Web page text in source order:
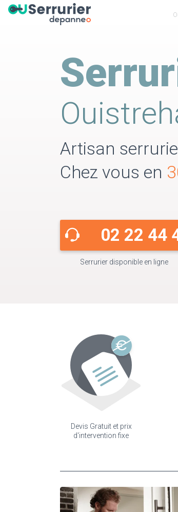
Artisan
Chez vous en
02 22 44
Serrurier disponible en ligne
Devis Gratuit et prix
d'intervention fixe